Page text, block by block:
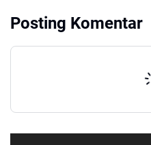
Posting Komentar